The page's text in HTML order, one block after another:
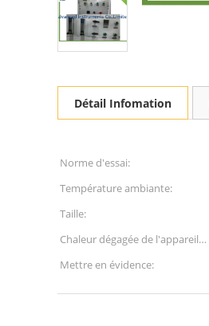
Détail Infomation
Norme d'essai:
Température ambiante:
Taille:
Chaleur dégagée de l'appareil
de chauffage conique:
Mettre en évidence: